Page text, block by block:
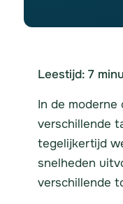
Leestijd: 7
In de
verschillende
tegelijkertijd
snelheden
verschillende